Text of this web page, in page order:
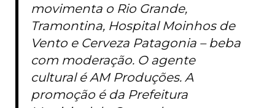
movimenta o Rio Grande,
Tramontina, Hospital Moinhos de
Vento e Cerveza Patagonia – beba
com moderação. O agente
cultural é AM Produções. A
promoção é da Prefeitura